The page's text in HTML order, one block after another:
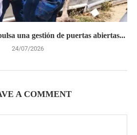
una gestión de puertas abiertas...
24/07/2026
A COMMENT